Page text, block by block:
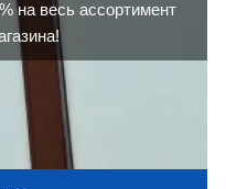
на весь ассортимент